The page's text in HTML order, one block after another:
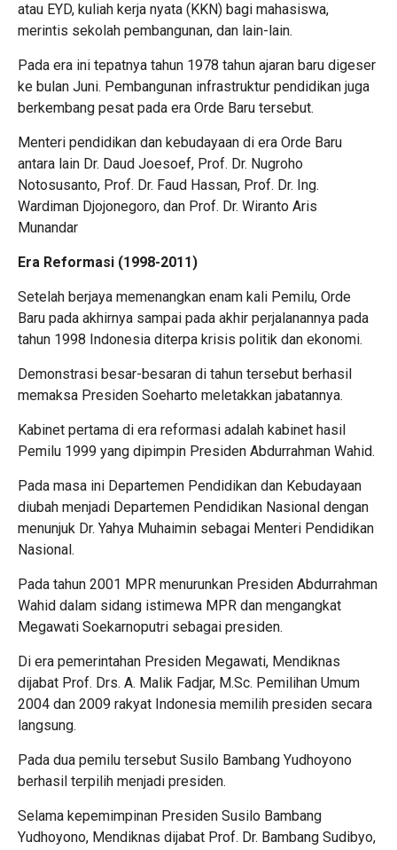
atau EYD, kuliah kerja nyata (KKN) bagi mahasiswa,
merintis sekolah pembangunan, dan lain-lain.
Pada era ini tepatnya tahun 1978 tahun ajaran baru digeser
ke bulan Juni. Pembangunan infrastruktur pendidikan juga
berkembang pesat pada era Orde Baru tersebut.
Menteri pendidikan dan kebudayaan di era Orde Baru
antara lain Dr. Daud Joesoef, Prof. Dr. Nugroho
Notosusanto, Prof. Dr. Faud Hassan, Prof. Dr. Ing.
Wardiman Djojonegoro, dan Prof. Dr. Wiranto Aris
Munandar
Era Reformasi (1998-2011)
Setelah berjaya memenangkan enam kali Pemilu, Orde
Baru pada akhirnya sampai pada akhir perjalanannya pada
tahun 1998 Indonesia diterpa krisis politik dan ekonomi.
Demonstrasi besar-besaran di tahun tersebut berhasil
memaksa Presiden Soeharto meletakkan jabatannya.
Kabinet pertama di era reformasi adalah kabinet hasil
Pemilu 1999 yang dipimpin Presiden Abdurrahman Wahid.
Pada masa ini Departemen Pendidikan dan Kebudayaan
diubah menjadi Departemen Pendidikan Nasional dengan
menunjuk Dr. Yahya Muhaimin sebagai Menteri Pendidikan
Nasional.
Pada tahun 2001 MPR menurunkan Presiden Abdurrahman
Wahid dalam sidang istimewa MPR dan mengangkat
Megawati Soekarnoputri sebagai presiden.
Di era pemerintahan Presiden Megawati, Mendiknas
dijabat Prof. Drs. A. Malik Fadjar, M.Sc. Pemilihan Umum
2004 dan 2009 rakyat Indonesia memilih presiden secara
langsung.
Pada dua pemilu tersebut Susilo Bambang Yudhoyono
berhasil terpilih menjadi presiden.
Selama kepemimpinan Presiden Susilo Bambang
Yudhoyono, Mendiknas dijabat Prof. Dr. Bambang Sudibyo,